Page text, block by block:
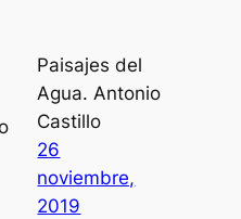
Paisajes del
Agua. Antonio
Castillo
26
noviembre,
2019